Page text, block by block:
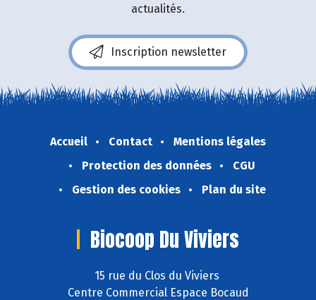
actualités.
Inscription newsletter
Accueil Contact
Mentions légales
Protection des données
CGU
Gestion des cookies
Plan du site
Biocoop Du Viviers
15 rue du Clos du Viviers
Centre Commercial Espace Bocaud